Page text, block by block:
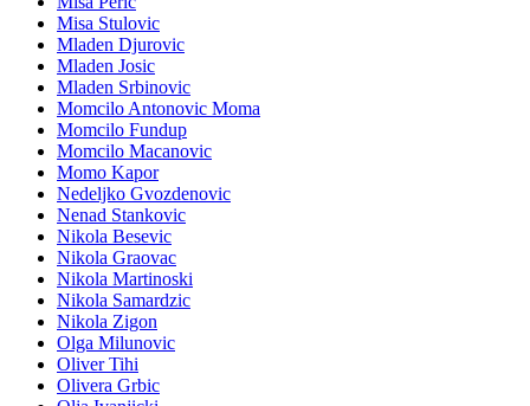
Misa Stulovic
Mladen Djurovic
Mladen Josic
Mladen Srbinovic
Momcilo Antonovic Moma
Momcilo Fundup
Momcilo Macanovic
Momo Kapor
Nedeljko Gvozdenovic
Nenad Stankovic
Nikola Besevic
Nikola Graovac
Nikola Martinoski
Nikola Samardzic
Nikola Zigon
Olga Milunovic
Oliver Tihi
Olivera Grbic